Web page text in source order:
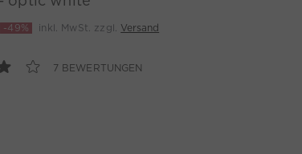
-49% inkl. MwSt. zzgl. Versand
7 BEWERTUNGEN